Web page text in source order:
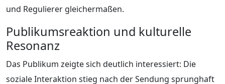
und Regulierer gleichermaßen.
Publikumsreaktion und kulturelle
Resonanz
Das Publikum zeigte sich deutlich interessiert: Die
soziale Interaktion stieg nach der Sendung sprunghaft